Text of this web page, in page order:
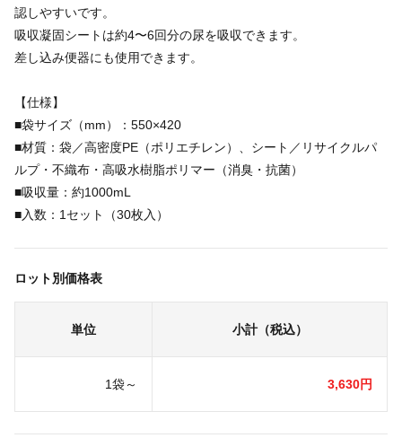
認しやすいです。
吸収凝固シートは約4〜6回分の尿を吸収できます。
差し込み便器にも使用できます。
【仕様】
■袋サイズ（mm）：550×420
■材質：袋／高密度PE（ポリエチレン）、シート／リサイクルパ
ルプ・不織布・高吸水樹脂ポリマー（消臭・抗菌）
■吸収量：約1000mL
■入数：1セット（30枚入）
ロット別価格表
単位 小計（税込）
1袋～ 3,630円